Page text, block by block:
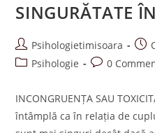
SINGURĂTATE
Post
author:
Psihologietimisoara
Post
PostPsihologie
Post0
INCONGRUENȚA SAU
întâmplă ca în relația de